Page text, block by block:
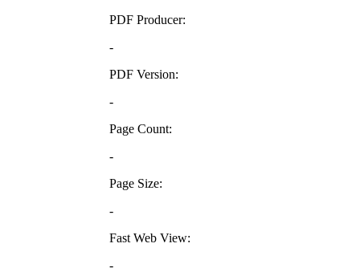
PDF Producer:
-
PDF Version:
-
Page Count:
-
Page Size:
-
Fast Web View:
-